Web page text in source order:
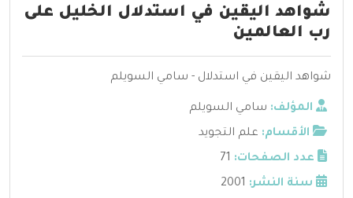
شواهد اليقين في استدلال الخليل على
رب العالمين
شواهد اليقين في استدلال - سامي السويلم
المؤلف: سامي السويلم
الأقسام: علم التجويد
عدد الصفحات: 71
سنة النشر: 2001